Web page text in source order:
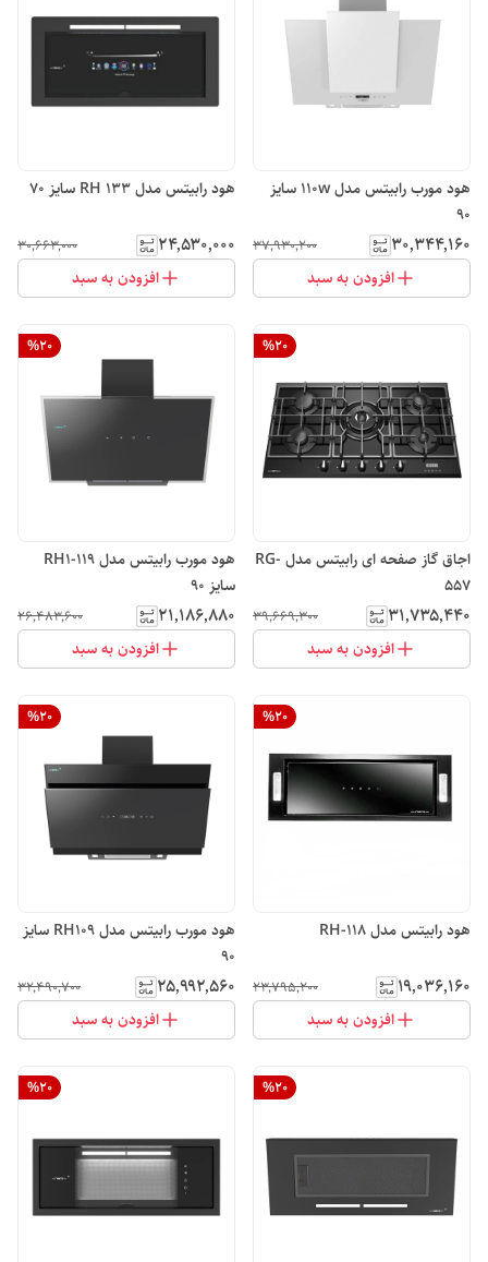
هود مورب رابیتس مدل 110w سایز
90
۳۰٬۳۴۴٬۱۶۰ ۳۷٬۹۳۰٬۲۰۰
افزودن به سبد
هود رابیتس مدل RH 133 سایز 70
۲۴٬۵۳۰٬۰۰۰ ۳۰٬۶۶۳٬۰۰۰
افزودن به سبد
%20
اجاق گاز صفحه ای رابیتس مدل RG-
557
۳۱٬۷۳۵٬۴۴۰ ۳۹٬۶۶۹٬۳۰۰
افزودن به سبد
%20
هود مورب رابیتس مدل RH1-119
سایز 90
۲۱٬۱۸۶٬۸۸۰ ۲۶٬۴۸۳٬۶۰۰
افزودن به سبد
%20
هود رابیتس مدل RH-118
۱۹٬۰۳۶٬۱۶۰ ۲۳٬۷۹۵٬۲۰۰
افزودن به سبد
%20
هود مورب رابیتس مدل RH109 سایز
90
۲۵٬۹۹۲٬۵۶۰ ۳۲٬۴۹۰٬۷۰۰
افزودن به سبد
%20
%20